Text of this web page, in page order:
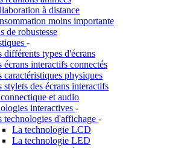
à distance
moins importante
de robustesse
-
différents types d'écrans
écrans interactifs connectés
caractéristiques physiques
stylets des écrans interactifs
et audio
interactives -
technologies d'affichage -
La technologie LCD
La technologie LED